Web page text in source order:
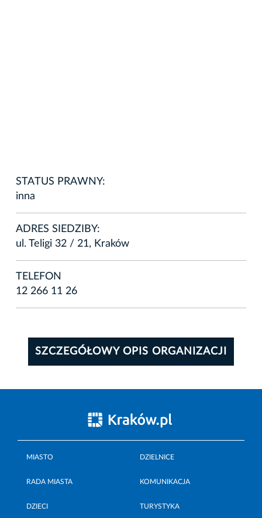
STATUS PRAWNY:
inna
ADRES SIEDZIBY:
ul. Teligi 32 / 21, Kraków
TELEFON
12 266 11 26
SZCZEGÓŁOWY OPIS ORGANIZACJI
MIASTO DZIELNICE
RADA MIASTA KOMUNIKACJA
DZIECI TURYSTYKA